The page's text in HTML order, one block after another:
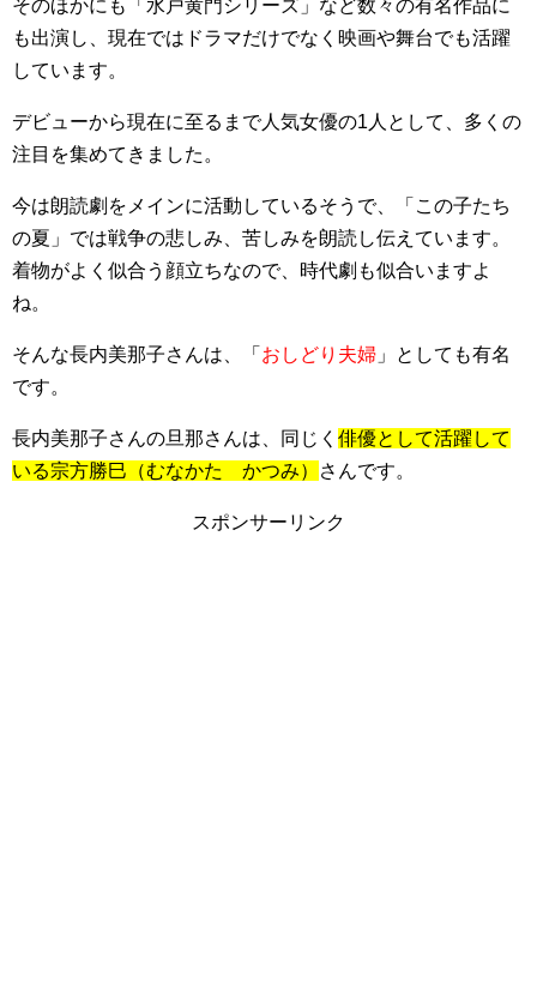
そのほかにも「水戸黄門シリーズ」など数々の有名作品に
も出演し、現在ではドラマだけでなく映画や舞台でも活躍
しています。
デビューから現在に至るまで人気女優の1人として、多くの
注目を集めてきました。
今は朗読劇をメインに活動しているそうで、「この子たち
の夏」では戦争の悲しみ、苦しみを朗読し伝えています。
着物がよく似合う顔立ちなので、時代劇も似合いますよ
ね。
そんな長内美那子さんは、「 おしどり夫婦 」としても有名
です。
長内美那子さんの旦那さんは、同じく 俳優として活躍して
いる宗方勝巳（むなかた かつみ）
さんです。
スポンサーリンク